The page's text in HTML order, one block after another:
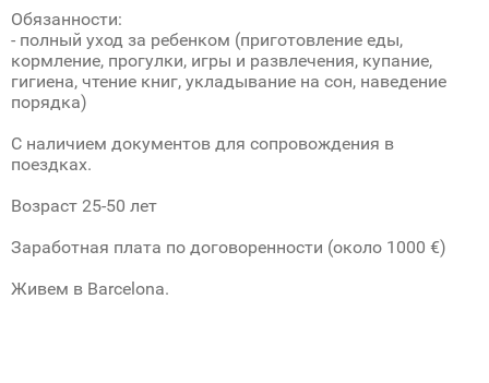
Обязанности:
- полный уход за ребенком (приготовление еды,
кормление, прогулки, игры и развлечения, купание,
гигиена, чтение книг, укладывание на сон, наведение
порядка)
С наличием документов для сопровождения в
поездках.
Возраст 25-50 лет
Заработная плата по договоренности (около 1000 €)
Живем в Barcelona.